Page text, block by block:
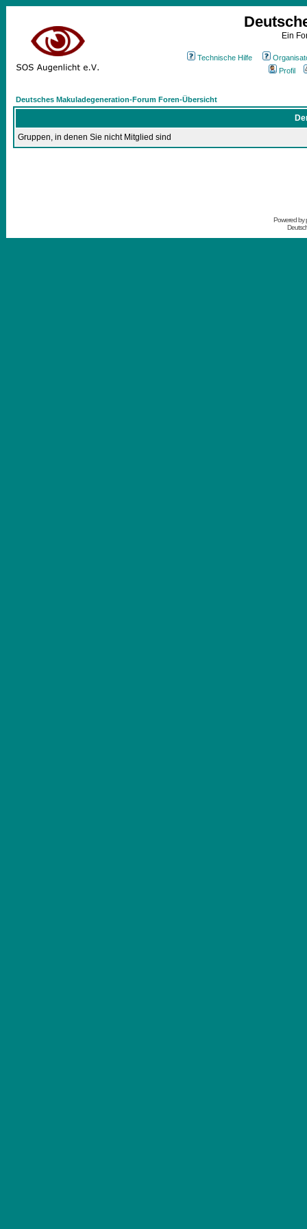
Ein
Technische Hilfe
Profil
Deutsches Makuladegeneration-Forum Foren-Übersicht
Gruppen, in denen Sie nicht Mitglied sind
Powered by